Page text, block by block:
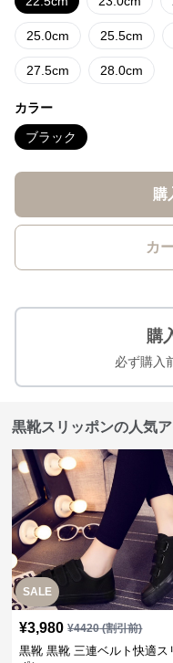
25.0cm 25.5cm
27.5cm 28.0cm
カラー
ブラック
購
カ
購
必ず購入
黒靴スリッポンの人気
SALE
¥3,980 ¥4420(割引前)
黒靴 黒靴 三連ベルト快適ス